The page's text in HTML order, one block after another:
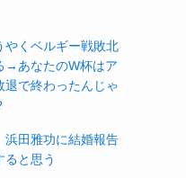
やくベルギー戦敗北
→あなたのW杯はア
退で終わったんじゃ
浜田雅功に結婚報告
と思う